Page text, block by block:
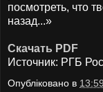
посмотреть, что
назад​...»
Скачать PDF
Источник: РГБ
Опубліковано в 13:59